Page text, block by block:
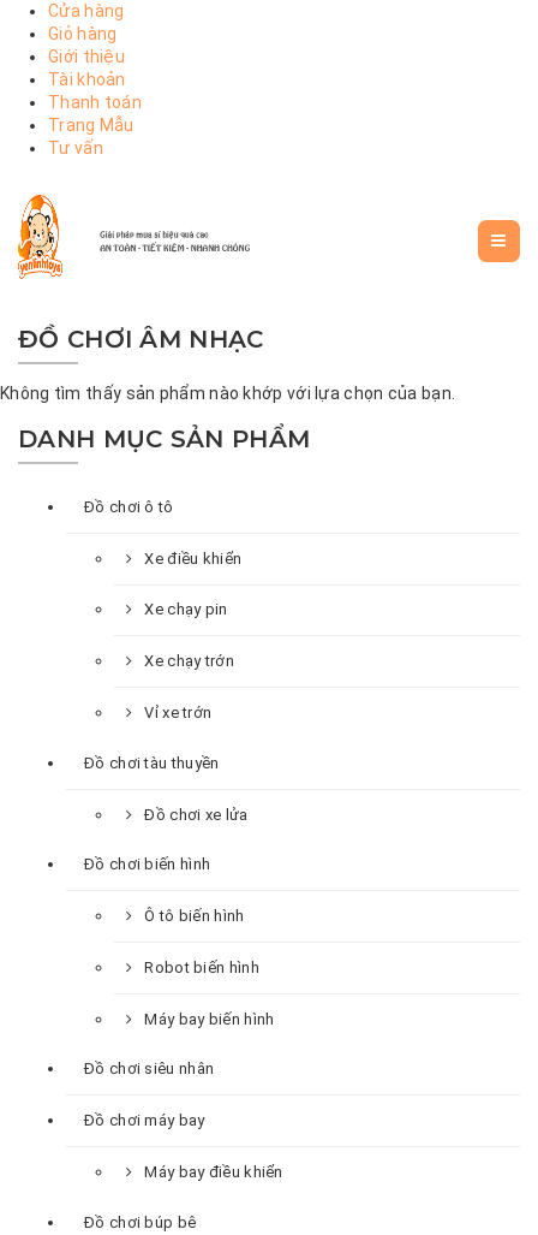
Cửa hàng
Giỏ hàng
Giới thiệu
Tài khoản
Thanh toán
Trang Mẫu
Tư vấn
ĐỒ CHƠI ÂM NHẠC
Không tìm thấy sản phẩm nào khớp với lựa chọn của bạn.
DANH MỤC SẢN PHẨM
Đồ chơi ô tô
Xe điều khiển
Xe chạy pin
Xe chạy trớn
Vỉ xe trớn
Đồ chơi tàu thuyền
Đồ chơi xe lửa
Đồ chơi biến hình
Ô tô biến hình
Robot biến hình
Máy bay biến hình
Đồ chơi siêu nhân
Đồ chơi máy bay
Máy bay điều khiển
Đồ chơi búp bê